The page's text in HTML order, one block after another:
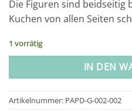
Die Figuren sind beidseitig
Kuchen von allen Seiten
1 vorrätig
IN DEN
Artikelnummer: PAPD-G-002-002